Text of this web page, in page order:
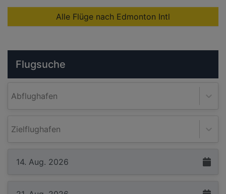
Alle Flüge nach Edmonton Intl
Flugsuche
Abflughafen
Zielflughafen